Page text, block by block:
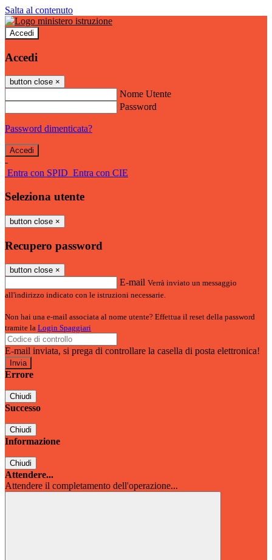
Salta al contenuto
Accedi
Accedi
button close ×
Nome Utente
Password
Password dimenticata?
-
Entra con SPID Entra con CIE
Seleziona utente
button close ×
Recupero password
button close ×
E-mail Verrà inviato un messaggio
all'indirizzo indicato con le istruzioni necessarie.
Non hai una e-mail associata al nome utente? Effettua il reset della password
tramite la Login Spaggiari
E-mail inviata, si prega di controllare la casella di posta elettronica!
Errore
Chiudi
Successo
Chiudi
Informazione
Chiudi
Attendere...
Attendere il completamento dell'operazione...